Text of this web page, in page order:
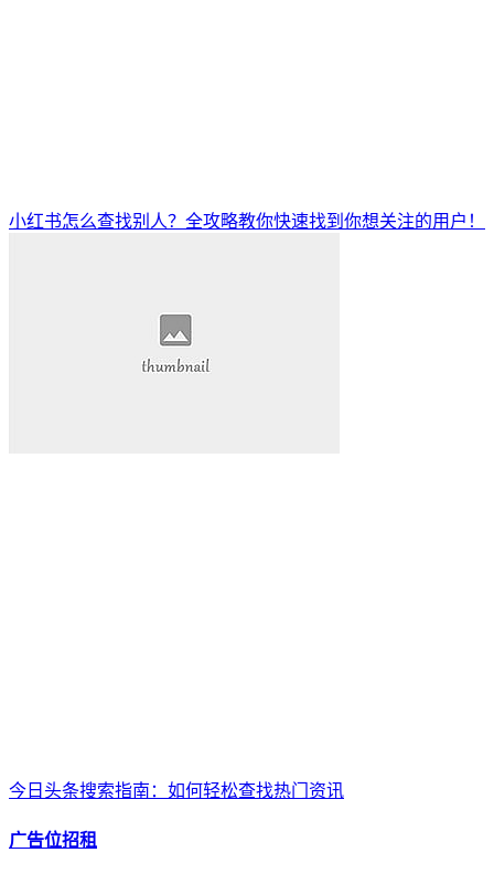
小红书怎么查找别人？全攻略教你快速找到你想关注的用户！
今日头条搜索指南：如何轻松查找热门资讯
广告位招租